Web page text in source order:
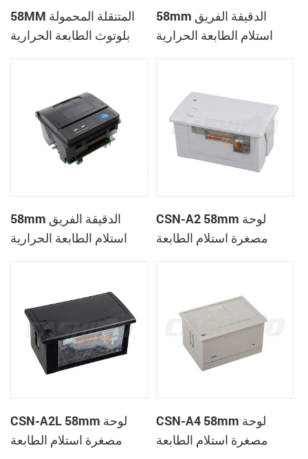
58MM المتنقلة المحمولة
بلوتوث الطابعة الحرارية
58mm الدقيقة الفريق
استلام الطابعة الحرارية
58mm الدقيقة الفريق
استلام الطابعة الحرارية
CSN-A2 58mm لوحة
مصغرة استلام الطابعة
CSN-A2L 58mm لوحة
مصغرة استلام الطابعة
CSN-A4 58mm لوحة
مصغرة استلام الطابعة